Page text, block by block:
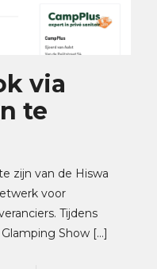
via
te
zijn van de Hiswa
voor
Tijdens
Glamping Show […]